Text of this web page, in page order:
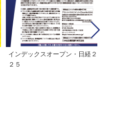
インデックスオープン・日経２
２５